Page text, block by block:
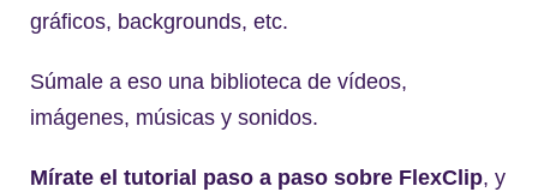
gráficos, backgrounds, etc.
Súmale a eso una biblioteca de vídeos,
imágenes, músicas y sonidos.
Mírate el tutorial paso a paso sobre FlexClip, y